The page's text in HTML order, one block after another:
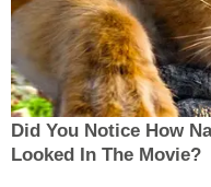
Did You Notice How
Looked In The Movie?